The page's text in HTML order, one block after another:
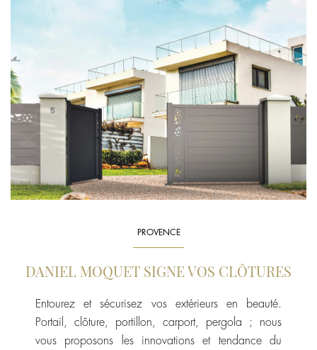
PROVENCE
DANIEL MOQUET SIGNE VOS CLÔTURES
Entourez et sécurisez vos extérieurs en beauté.
Portail, clôture, portillon, carport, pergola ; nous
vous proposons les innovations et tendance du